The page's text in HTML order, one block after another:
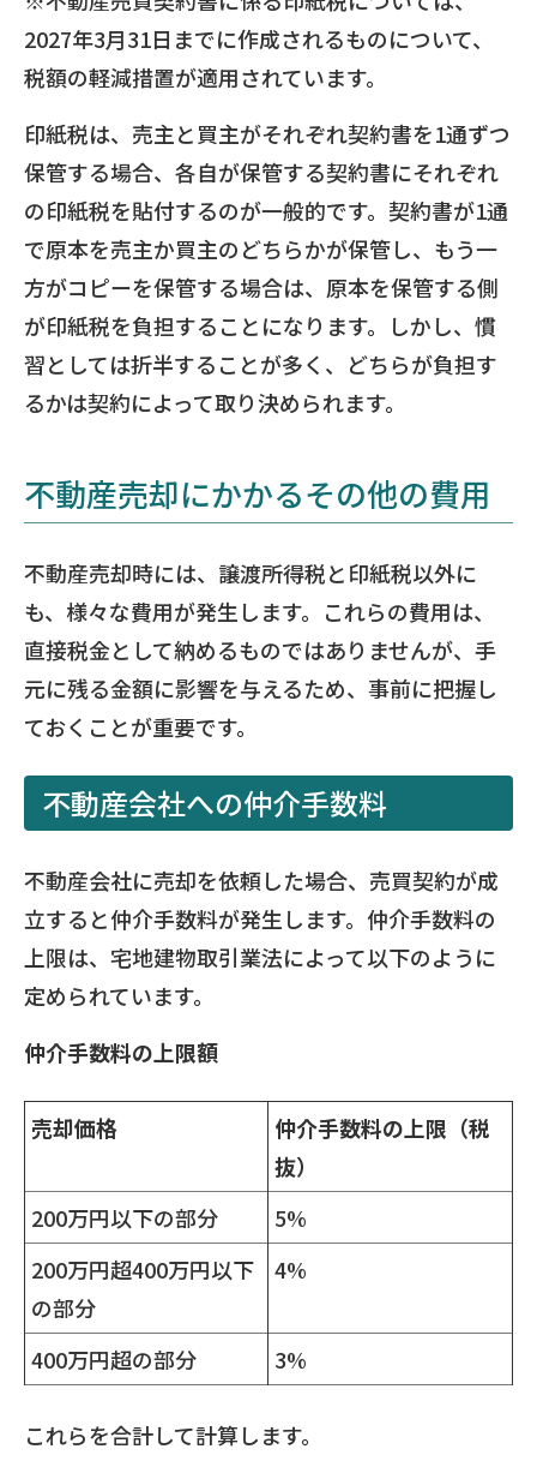
2027年3月31日までに作成されるものについて、
税額の軽減措置が適用されています。
印紙税は、売主と買主がそれぞれ契約書を1通ずつ
保管する場合、各自が保管する契約書にそれぞれ
の印紙税を貼付するのが一般的です。契約書が1通
で原本を売主か買主のどちらかが保管し、もう一
方がコピーを保管する場合は、原本を保管する側
が印紙税を負担することになります。しかし、慣
習としては折半することが多く、どちらが負担す
るかは契約によって取り決められます。
不動産売却にかかるその他の費用
不動産売却時には、譲渡所得税と印紙税以外に
も、様々な費用が発生します。これらの費用は、
直接税金として納めるものではありませんが、手
元に残る金額に影響を与えるため、事前に把握し
ておくことが重要です。
不動産会社への仲介手数料
不動産会社に売却を依頼した場合、売買契約が成
立すると仲介手数料が発生します。仲介手数料の
上限は、宅地建物取引業法によって以下のように
定められています。
仲介手数料の上限額
売却価格
仲介手数料の上限（税
抜）
200万円以下の部分
5%
200万円超400万円以下
の部分
4%
400万円超の部分 3%
これらを合計して計算します。